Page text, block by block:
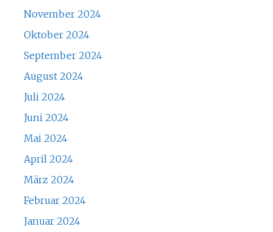
November 2024
Oktober 2024
September 2024
August 2024
Juli 2024
Juni 2024
Mai 2024
April 2024
März 2024
Februar 2024
Januar 2024